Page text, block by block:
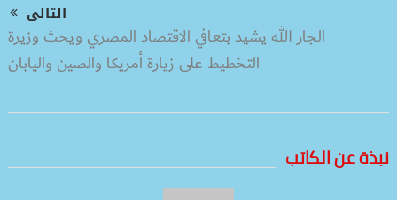
التالى
الجار الله يشيد بتعافي الاقتصاد المصري ويحث وزيرة
التخطيط على زيارة أمريكا والصين واليابان
نبذة عن الكاتب